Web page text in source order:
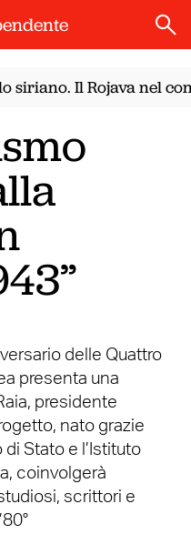
Il Rojava nel
delle Quattro
presenta una
presidente
nato grazie
di Stato e l’Istituto
coinvolgerà
scrittori e